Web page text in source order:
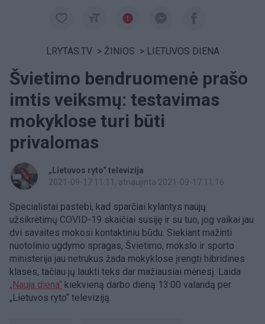
LRYTAS.TV > ŽINIOS > LIETUVOS DIENA
Švietimo bendruomenė prašo
imtis veiksmų: testavimas
mokyklose turi būti
privalomas
„Lietuvos ryto“ televizija
2021-09-17 11:11 , atnaujinta 2021-09-17 11:16
Specialistai pastebi, kad sparčiai kylantys naujų
užsikrėtimų COVID-19 skaičiai susiję ir su tuo, jog vaikai jau
dvi savaites mokosi kontaktiniu būdu. Siekiant mažinti
nuotolinio ugdymo spragas, Švietimo, mokslo ir sporto
ministerija jau netrukus žada mokyklose įrengti hibridines
klases, tačiau jų laukti teks dar mažiausiai mėnesį. Laida
„Nauja diena“ kiekvieną darbo dieną 13:00 valandą per
„Lietuvos ryto“ televiziją.